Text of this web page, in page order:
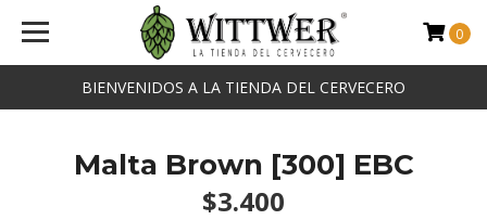
BIENVENIDOS A LA TIENDA DEL CERVECERO
0
Malta Brown [300] EBC
$3.400